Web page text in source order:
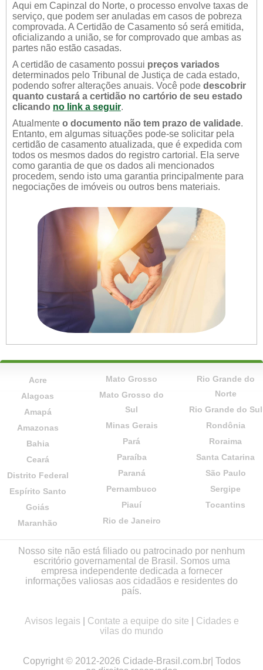
Aqui em Capinzal do Norte, o processo envolve taxas de
serviço, que podem ser anuladas em casos de pobreza
comprovada. A Certidão de Casamento só será emitida,
oficializando a união, se for comprovado que ambas as
partes não estão casadas.
A certidão de casamento possui preços variados
determinados pelo Tribunal de Justiça de cada estado,
podendo sofrer alterações anuais. Você pode descobrir
quanto custará a certidão no cartório de seu estado
clicando no link a seguir.
Atualmente o documento não tem prazo de validade.
Entanto, em algumas situações pode-se solicitar pela
certidão de casamento atualizada, que é expedida com
todos os mesmos dados do registro cartorial. Ela serve
como garantia de que os dados ali mencionados
procedem, sendo isto uma garantia principalmente para
negociações de imóveis ou outros bens materiais.
Acre
Alagoas
Amapá
Amazonas
Bahia
Ceará
Distrito Federal
Espírito Santo
Goiás
Maranhão
Mato Grosso
Mato Grosso do
Sul
Minas Gerais
Pará
Paraíba
Paraná
Pernambuco
Piauí
Rio de Janeiro
Rio Grande do
Norte
Rio Grande do Sul
Rondônia
Roraima
Santa Catarina
São Paulo
Sergipe
Tocantins
Nosso site não está filiado ou patrocinado por nenhum
escritório governamental de Brasil. Somos uma
empresa independente dedicada a fornecer
informações valiosas aos cidadãos e residentes do
país.
Avisos legais Contate a equipe do site
Cidades e
vilas do mundo
Copyright © 2012-2026 Cidade-Brasil.com.br| Todos